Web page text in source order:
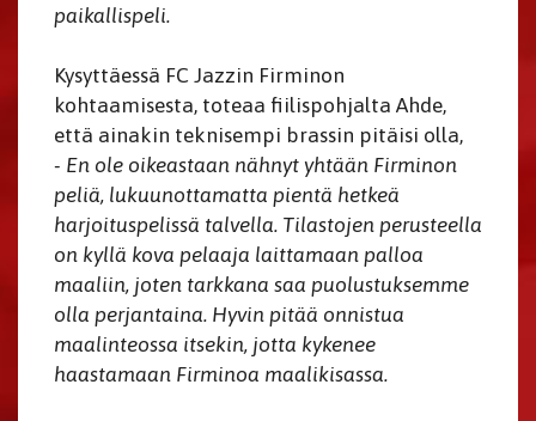
paikallispeli.
Kysyttäessä FC Jazzin Firminon
kohtaamisesta, toteaa fiilispohjalta Ahde,
että ainakin teknisempi brassin pitäisi olla,
- En ole oikeastaan nähnyt yhtään Firminon
peliä, lukuunottamatta pientä hetkeä
harjoituspelissä talvella. Tilastojen perusteella
on kyllä kova pelaaja laittamaan palloa
maaliin, joten tarkkana saa puolustuksemme
olla perjantaina. Hyvin pitää onnistua
maalinteossa itsekin, jotta kykenee
haastamaan Firminoa maalikisassa.